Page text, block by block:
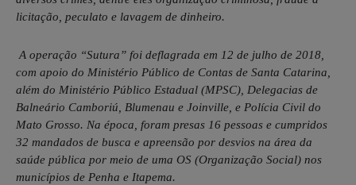
licitação, peculato e lavagem de dinheiro.
A operação “Sutura” foi deflagrada em 12 de julho de 2018,
com apoio do Ministério Público de Contas de Santa Catarina,
além do Ministério Público Estadual (MPSC), Delegacias de
Balneário Camboriú, Blumenau e Joinville, e Polícia Civil do
Mato Grosso. Na época, foram presas 16 pessoas e cumpridos
32 mandados de busca e apreensão por desvios na área da
saúde pública por meio de uma OS (Organização Social) nos
municípios de Penha e Itapema.